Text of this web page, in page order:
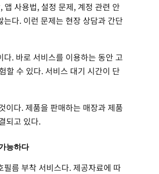
사용법, 설정 문제, 계정 관련 안
다. 이런 문제는 현장 상담과 간단
. 바로 서비스를 이용하는 동안 고
할 수 있다. 서비스 대기 시간이 단
이다. 제품을 판매하는 매장과 제품
되고 있다.
능하다
름 부착 서비스다. 제공자료에 따